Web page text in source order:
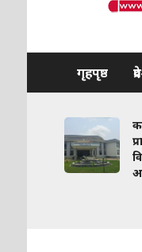
गृहपृष्ठ